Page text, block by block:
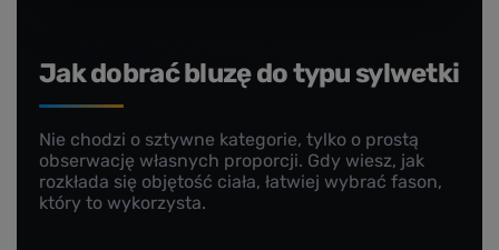
Jak dobrać bluzę do typu sylwetki
Nie chodzi o sztywne kategorie, tylko o prostą
obserwację własnych proporcji. Gdy wiesz, jak
rozkłada się objętość ciała, łatwiej wybrać fason,
który to wykorzysta.